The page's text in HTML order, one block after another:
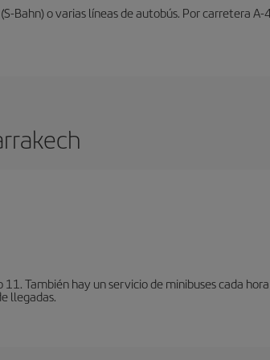
Bahn) o varias líneas de autobús. Por carretera A-
También hay un servicio de minibuses cada
llegadas.